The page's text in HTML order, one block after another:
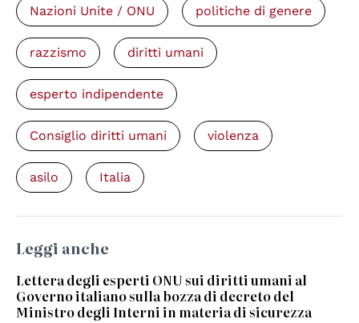
Nazioni Unite / ONU politiche di genere
razzismo diritti umani
esperto indipendente
Consiglio diritti umani violenza
asilo Italia
Leggi anche
Lettera degli esperti ONU sui diritti umani al
Governo italiano sulla bozza di decreto del
Ministro degli Interni in materia di sicurezza